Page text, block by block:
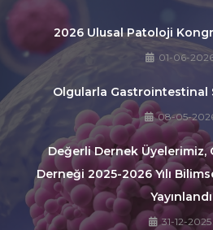
2026 Ulusal Patoloji
01-06-
Olgularla Gastrointestinal
08-05-
Değerli Dernek Üyelerimiz,
Derneği 2025-2026 Yılı
31-12-2025